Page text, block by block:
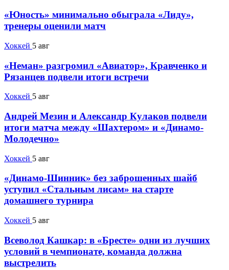
«Юность» минимально обыграла «Лиду»,
тренеры оценили матч
Хоккей 5 авг
«Неман» разгромил «Авиатор», Кравченко и
Рязанцев подвели итоги встречи
Хоккей 5 авг
Андрей Мезин и Александр Кулаков подвели
итоги матча между «Шахтером» и «Динамо-
Молодечно»
Хоккей 5 авг
«Динамо-Шинник» без заброшенных шайб
уступил «Стальным лисам» на старте
домашнего турнира
Хоккей 5 авг
Всеволод Кашкар: в «Бресте» одни из лучших
условий в чемпионате, команда должна
выстрелить